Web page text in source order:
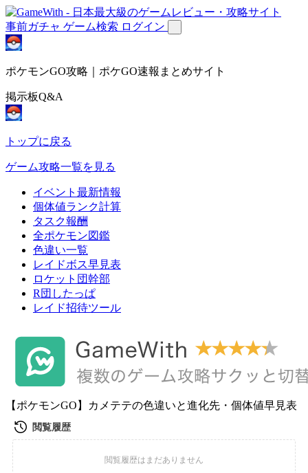
事前ガチャ ゲーム検索 ログイン
ポケモンGO攻略｜ポケGO速報まとめサイト
掲示板Q&A
トップに戻る
ゲーム攻略一覧を見る
イベント最新情報
個体値ランク計算
タスク報酬
全ポケモン図鑑
色違い一覧
レイドボス早見表
ロケット団幹部
R団したっぱ
レイド招待ツール
【ポケモンGO】カメテテの色違いと進化先・個体値早見表